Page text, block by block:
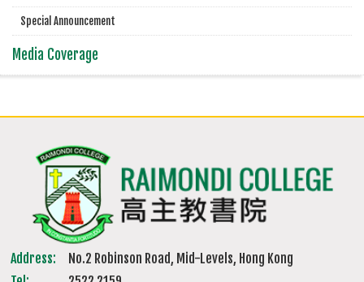
Special Announcement
Media Coverage
Address:
No.2 Robinson Road, Mid-Levels, Hong Kong